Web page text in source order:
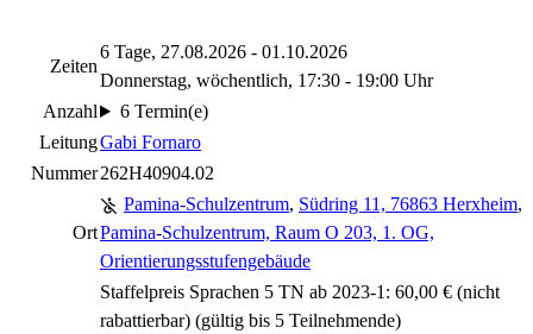
Zeiten
6 Tage, 27.08.2026 - 01.10.2026
Donnerstag, wöchentlich, 17:30 - 19:00 Uhr
Anzahl
6 Termin(e)
LeitungGabi Fornaro
Nummer262H40904.02
Ort
Pamina-Schulzentrum, Südring 11, 76863 Herxheim,
Pamina-Schulzentrum, Raum O 203, 1. OG,
Orientierungsstufengebäude
Staffelpreis Sprachen 5 TN ab 2023-1: 60,00 € (nicht
rabattierbar) (gültig bis 5 Teilnehmende)